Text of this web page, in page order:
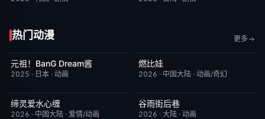
热门动漫 更多
更新至第44集
元祖！BanG Dream酱
2025 · 日本 · 动画
今日更新
燃比娃
2026 · 中国大陆 · 动画/奇幻
更新至第02集
缔灵爱水心缠
2026 · 中国大陆 · 爱情/动画
更新至第2集
谷雨街后巷
2026 · 大陆 · 动画